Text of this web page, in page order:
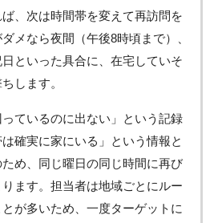
、次は時間帯を変えて再訪問を
メなら夜間（午後8時頃まで）、
といった具合に、在宅していそ
します。
ているのに出ない」という記録
確実に家にいる」という情報と
め、同じ曜日の同じ時間に再び
ます。担当者は地域ごとにルー
が多いため、一度ターゲットに